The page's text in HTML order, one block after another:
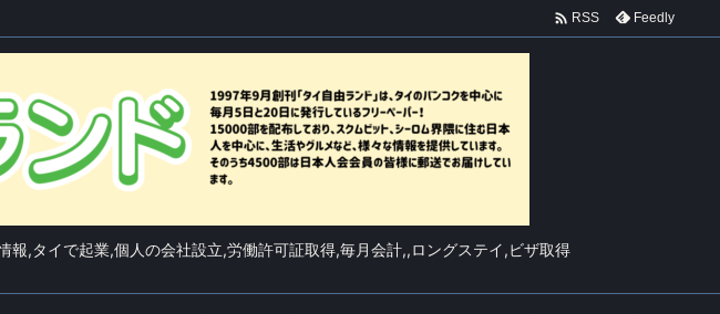
,タイで起業,個人の会社設立,労働許可証取得,毎月会計,,ロングステイ,ビザ取得
 RSS Feedly